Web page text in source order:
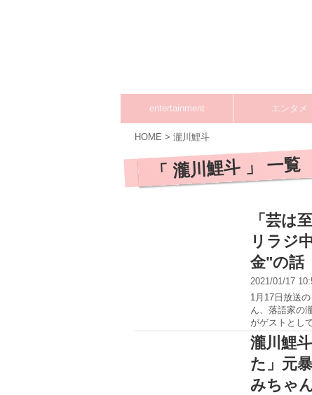
entertainment エンタメ
HOME > 瀧川鯉斗
「 瀧川鯉斗 」 一覧
「芸は
リラジ
金"の話
2021/01/17
1月17日放送
ん、落語家の
がゲストとし
瀧川鯉
た」元
みちゃ